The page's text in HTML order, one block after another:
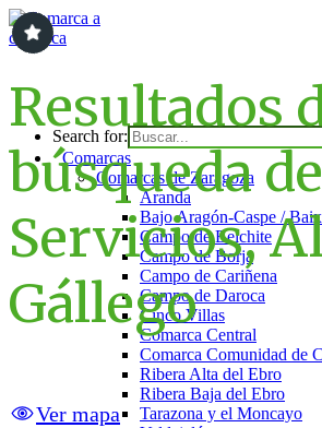
Saltar
al
contenido
Comarca a comarca
Search for:
Comarcas
Comarcas de Zaragoza
Aranda
Bajo Aragón-Caspe /
Campo de Belchite
Campo de Borja
Campo de Cariñena
Campo de Daroca
Cinco Villas
Comarca Central
Comarca Comunidad de
Ribera Alta del Ebro
Ribera Baja del Ebro
Tarazona y el Moncayo
Resultados
búsqueda
Servicios,
Gállego
Ver mapa